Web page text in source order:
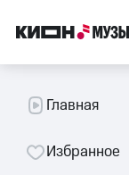
Главная
Избранное